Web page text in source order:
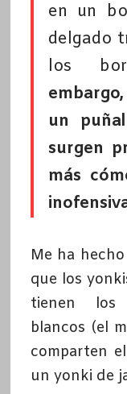
en un
delgado
los
un
surgen
más
Me ha
que los
tienen los
blancos (el
comparten
un yonki de